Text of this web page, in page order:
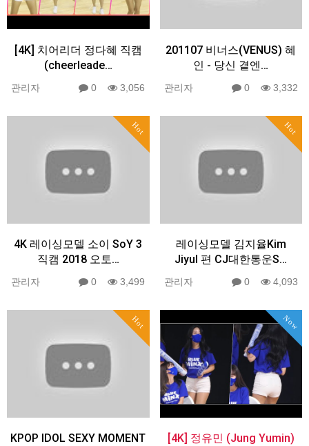
[4K] 치어리더 정다혜 직캠
(cheerleade…
관리자 0 3,056
201107 비너스(VENUS) 혜
인 - 당신 곁엔…
관리자 0 3,332
Hot
4K 레이싱모델 소이 SoY 3
직캠 2018 오토…
관리자 0 3,499
Hot
레이싱모델 김지율Kim
Jiyul 편 CJ대한통운S…
관리자 0 4,093
Hot
KPOP IDOL SEXY MOMENT
Now
[4K] 정유민 (Jung Yumin)